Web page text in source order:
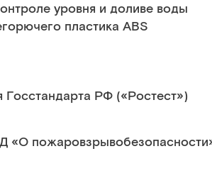
уровня и доливе воды
пластика ABS
Госстандарта РФ («Ростест»)